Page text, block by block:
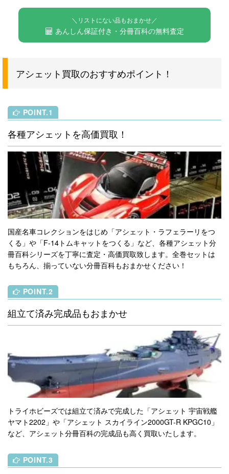
＼リストにない品もおまかせ／
あんしん保証付き・分冊百科の無料査定
アシェット買取のおすすめポイント！
POINT.1
各種アシェットを高価買取！
国産名車コレクションをはじめ「アシェット・ラフェラーリをつ
くる」や「F-14トムキャットをつくる」など、各種アシェット分
冊百科シリーズを丁寧に査定・高価買取致します。全巻セットは
もちろん、揃っていない分冊百科もおまかせください！
POINT.2
組立て済み完成品もおまかせ
トライホビーズでは組立て済みで完成した「アシェット 宇宙戦艦
ヤマト2202」や「アシェット スカイライン2000GT-R KPGC10」
など、アシェット分冊百科の完成品も高く買取いたします。
POINT.3